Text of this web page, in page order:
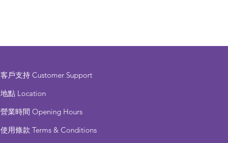
客戶支持Customer Support
地點 Location
營業時間Opening Hours
使用條款Terms & Conditions